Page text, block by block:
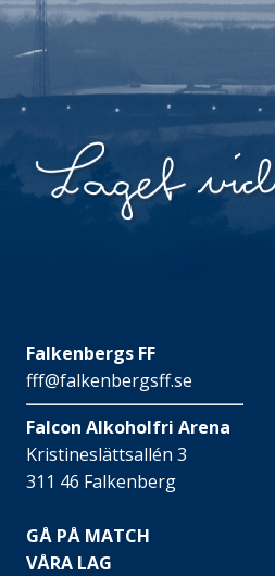
Falkenbergs FF
fff@falkenbergsff.se
Falcon Alkoholfri Arena
Kristineslättsallén 3
311 46 Falkenberg
GÅ PÅ MATCH
VÅRA LAG